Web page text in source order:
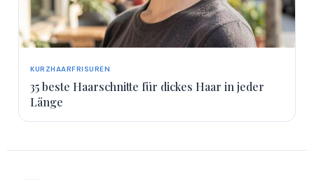
KURZHAARFRISUREN
35 beste Haarschnitte für dickes Haar in jeder
Länge